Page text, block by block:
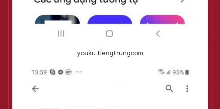
youku tiengtrungcom